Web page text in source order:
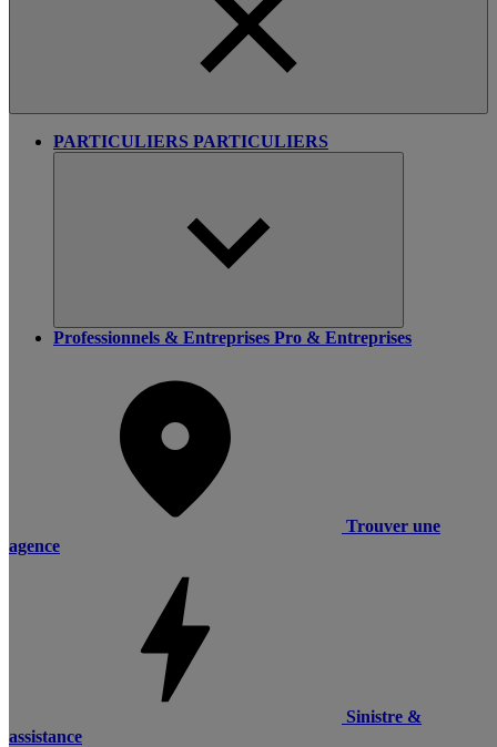
PARTICULIERS PARTICULIERS
Professionnels & Entreprises Pro & Entreprises
Trouver une
agence
Sinistre &
assistance